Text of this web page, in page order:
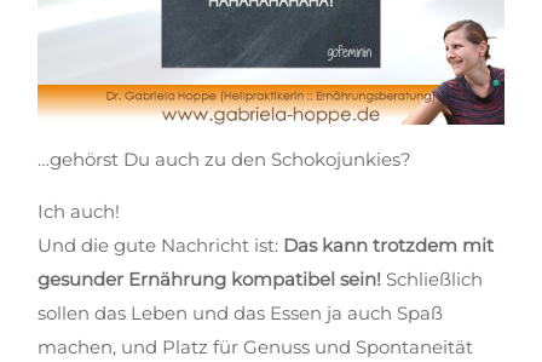
…gehörst Du auch zu den Schokojunkies?
Ich auch!
Und die gute Nachricht ist: Das kann trotzdem mit
gesunder Ernährung kompatibel sein! Schließlich
sollen das Leben und das Essen ja auch Spaß
machen, und Platz für Genuss und Spontaneität